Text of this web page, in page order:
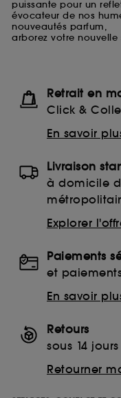
puissante pour un
évocateur de nos
nouveautés parfum,
arborez votre nouvelle
Retrait en
Click &
En savoir
Livraison
à domicile
Explorer
Paiements
et
En savoir
Retours
sous 14 jours
Retourner